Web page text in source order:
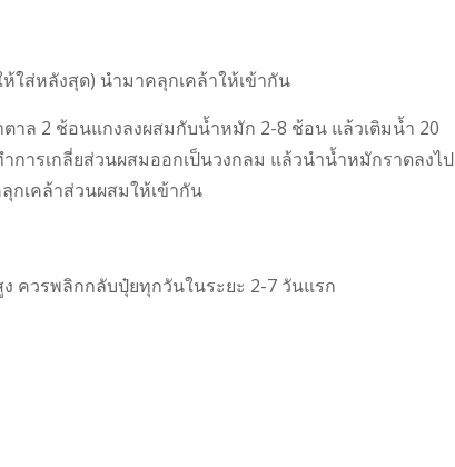
ใส่หลังสุด) นำมาคลุกเคล้าให้เข้ากัน
ล 2 ช้อนแกงลงผสมกับน้ำหมัก 2-8 ช้อน แล้วเติมน้ำ 20
ารเกลี่ยส่วนผสมออกเป็นวงกลม แล้วนำน้ำหมักราดลงไป
กเคล้าส่วนผสมให้เข้ากัน
ควรพลิกกลับปุ๋ยทุกวันในระยะ 2-7 วันแรก